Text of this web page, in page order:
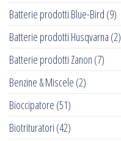
Batterie prodotti Blue-Bird (9)
Batterie prodotti Husqvarna (2)
Batterie prodotti Zanon (7)
Benzine & Miscele (2)
Bioccipatore (51)
Biotrituratori (42)